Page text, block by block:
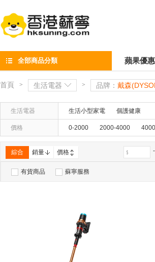
全部商品分類 蘋果優
首頁 > 生活電器 > 品牌： 戴森
生活電器 生活小型家電 個護健康
價格 0-2000 2000-4000
綜合 銷量 價格 -
有貨商品 蘇寧服務